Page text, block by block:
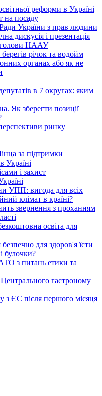
реформи в Україні
на посаду
України з прав людини
дискусія і презентація
голови НААУ
річок та водойм
органах або як не
в 7 округах: яким
Як зберегти позиції
ринку
за підтримки
Україні
і захист
УПП: вигода для всіх
клімат в країні?
звернення з проханням
освіта для
для здоров'я їсти
булочки?
з питань етики та
Центрального гастроному
з ЄС після першого місяця